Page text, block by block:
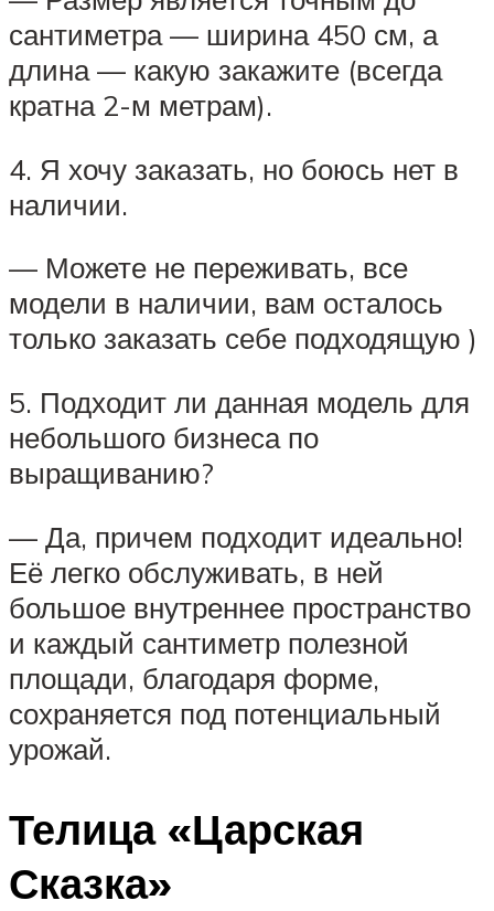
сантиметра — ширина 450 см, а
длина — какую закажите (всегда
кратна 2-м метрам).
4. Я хочу заказать, но боюсь нет в
наличии.
— Можете не переживать, все
модели в наличии, вам осталось
только заказать себе подходящую )
5. Подходит ли данная модель для
небольшого бизнеса по
выращиванию?
— Да, причем подходит идеально!
Её легко обслуживать, в ней
большое внутреннее пространство
и каждый сантиметр полезной
площади, благодаря форме,
сохраняется под потенциальный
урожай.
Телица «Царская
Сказка»